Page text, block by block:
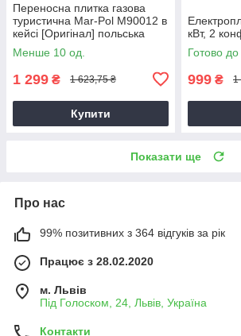
Переносна плитка газова
туристична Mar-Pol M90012 в
кейсі [Оригінал] польська
Менше 10 од.
1 299 ₴ 1 623,75 ₴
Купити
кВт, 2
Готово до
999 ₴ 1
Показати ще
Про нас
99% позитивних з 364 відгуків за рік
Працює з 28.02.2020
м. Львів
Під Голоском, 24, Львів, Україна
Контакти